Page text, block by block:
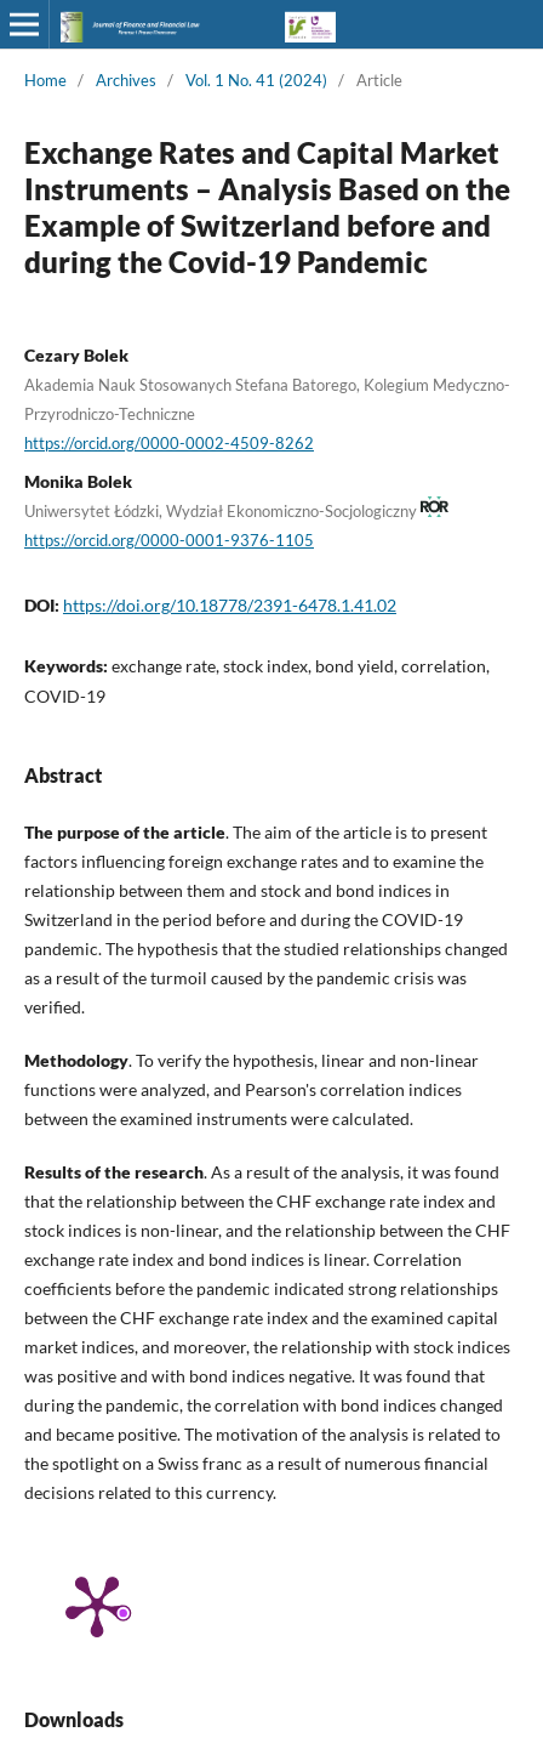
Home / Archives / Vol. 1 No. 41 (2024) / Article
Exchange Rates and Capital Market
Instruments – Analysis Based on the
Example of Switzerland before and
during the Covid-19 Pandemic
Cezary Bolek
Akademia Nauk Stosowanych Stefana Batorego, Kolegium Medyczno-
Przyrodniczo-Techniczne
https://orcid.org/0000-0002-4509-8262
Monika Bolek
Uniwersytet Łódzki, Wydział Ekonomiczno-Socjologiczny
https://orcid.org/0000-0001-9376-1105
DOI: https://doi.org/10.18778/2391-6478.1.41.02
Keywords: exchange rate, stock index, bond yield, correlation,
COVID-19
Abstract
The purpose of the article. The aim of the article is to present
factors influencing foreign exchange rates and to examine the
relationship between them and stock and bond indices in
Switzerland in the period before and during the COVID-19
pandemic. The hypothesis that the studied relationships changed
as a result of the turmoil caused by the pandemic crisis was
verified.
Methodology. To verify the hypothesis, linear and non-linear
functions were analyzed, and Pearson's correlation indices
between the examined instruments were calculated.
Results of the research. As a result of the analysis, it was found
that the relationship between the CHF exchange rate index and
stock indices is non-linear, and the relationship between the CHF
exchange rate index and bond indices is linear. Correlation
coefficients before the pandemic indicated strong relationships
between the CHF exchange rate index and the examined capital
market indices, and moreover, the relationship with stock indices
was positive and with bond indices negative. It was found that
during the pandemic, the correlation with bond indices changed
and became positive. The motivation of the analysis is related to
the spotlight on a Swiss franc as a result of numerous financial
decisions related to this currency.
Downloads